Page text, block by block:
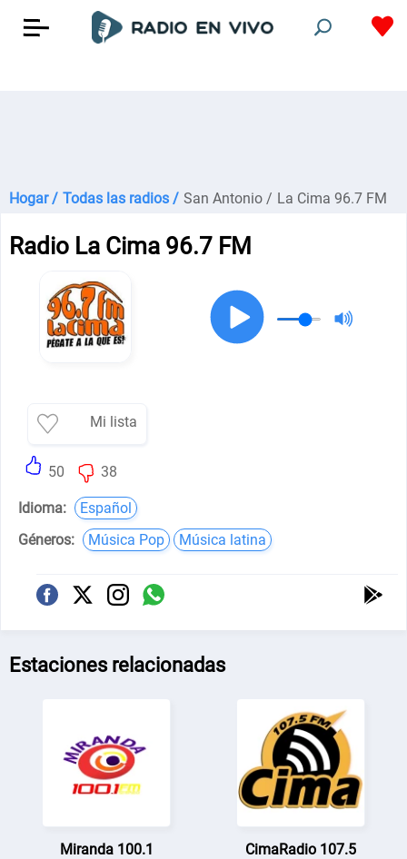
Hogar / Todas las radios / San Antonio / La Cima 96.7 FM
Radio La Cima 96.7 FM
Mi lista
50 38
Idioma:
Español
Géneros:
Música Pop Música latina
Estaciones relacionadas
Miranda 100.1 CimaRadio 107.5